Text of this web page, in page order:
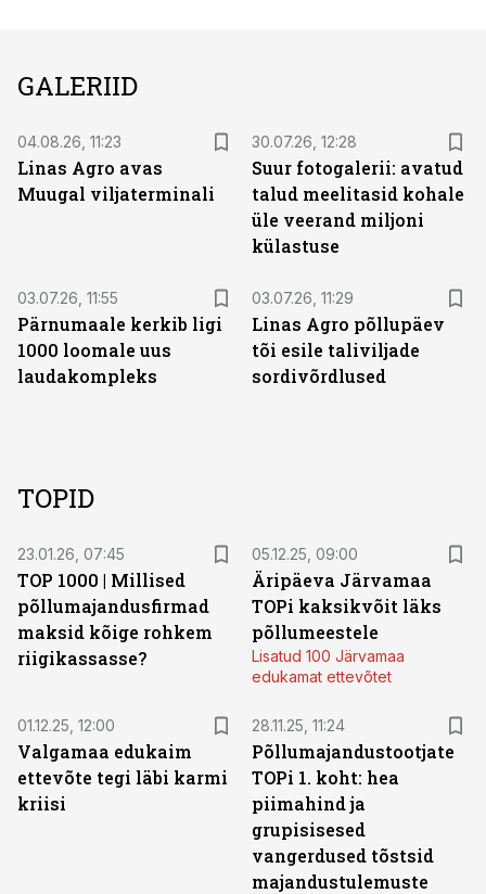
GALERIID
04.08.26, 11:23
Linas Agro avas
Muugal viljaterminali
30.07.26, 12:28
Suur fotogalerii: avatud
talud meelitasid kohale
üle veerand miljoni
külastuse
03.07.26, 11:55
Pärnumaale kerkib ligi
1000 loomale uus
laudakompleks
03.07.26, 11:29
Linas Agro põllupäev
tõi esile taliviljade
sordivõrdlused
TOPID
23.01.26, 07:45
TOP 1000 | Millised
põllumajandusfirmad
maksid kõige rohkem
riigikassasse?
05.12.25, 09:00
Äripäeva Järvamaa
TOPi kaksikvõit läks
põllumeestele
Lisatud 100 Järvamaa
edukamat ettevõtet
01.12.25, 12:00
Valgamaa edukaim
ettevõte tegi läbi karmi
kriisi
28.11.25, 11:24
Põllumajandustootjate
TOPi 1. koht: hea
piimahind ja
grupisisesed
vangerdused tõstsid
majandustulemuste